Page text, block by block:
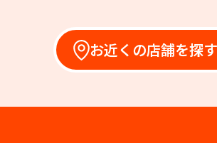
お近くの店舗を探す